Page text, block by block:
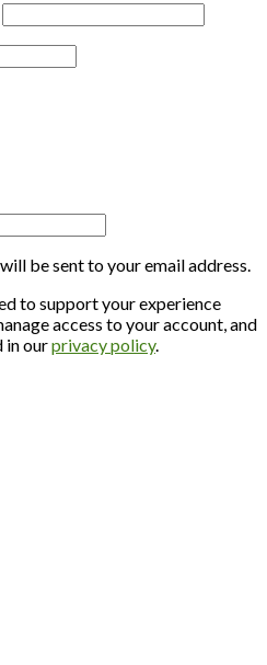
be sent to your email address.
to support your experience
access to your account, and
in ourprivacy policy.